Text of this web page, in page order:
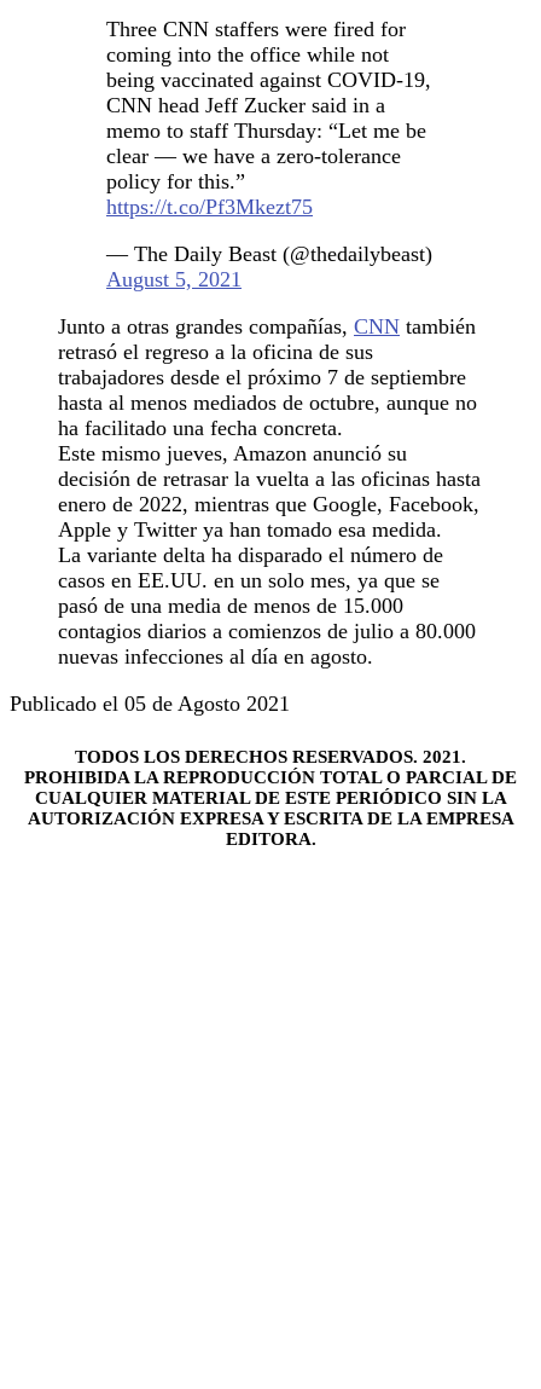
Three CNN staffers were fired for
coming into the office while not
being vaccinated against COVID-19,
CNN head Jeff Zucker said in a
memo to staff Thursday: “Let me be
clear — we have a zero-tolerance
policy for this.”
https://t.co/Pf3Mkezt75
— The Daily Beast (@thedailybeast)
August 5, 2021
Junto a otras grandes compañías, CNN también
retrasó el regreso a la oficina de sus
trabajadores desde el próximo 7 de septiembre
hasta al menos mediados de octubre, aunque no
ha facilitado una fecha concreta.
Este mismo jueves, Amazon anunció su
decisión de retrasar la vuelta a las oficinas hasta
enero de 2022, mientras que Google, Facebook,
Apple y Twitter ya han tomado esa medida.
La variante delta ha disparado el número de
casos en EE.UU. en un solo mes, ya que se
pasó de una media de menos de 15.000
contagios diarios a comienzos de julio a 80.000
nuevas infecciones al día en agosto.
Publicado el 05 de Agosto 2021
TODOS LOS DERECHOS RESERVADOS. 2021.
PROHIBIDA LA REPRODUCCIÓN TOTAL O PARCIAL DE
CUALQUIER MATERIAL DE ESTE PERIÓDICO SIN LA
AUTORIZACIÓN EXPRESA Y ESCRITA DE LA EMPRESA
EDITORA.